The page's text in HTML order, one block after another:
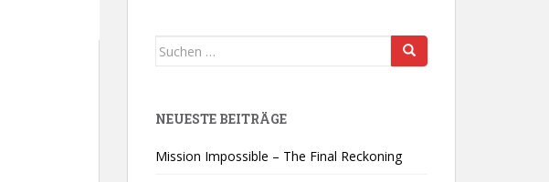
Suchen
NEUESTE BEITRÄGE
Mission Impossible – The Final Reckoning